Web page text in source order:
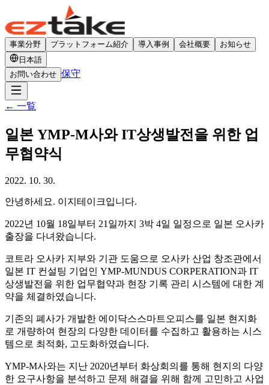
事業分野 プラットフォーム紹介 導入事例 会社概要
お知らせ
日本語
お問い合わせ 保守
← 一覧
일본 YMP-M사와 IT상생발전을 위한 업
무협약식
2022. 10. 30.
안녕하세요. 이지테이크입니다.
2022년 10월 18일부터 21일까지 3박 4일 일정으로 일본 오사카
출장을 다녀왔습니다.
코트라 오사카 지부와 기관 도움으로 오사카 산업 창조관에서
일본 IT 컨설팅 기업인 YMP-MUNDUS CORPERATION과 IT
상생발전을 위한 업무협약과 현장 기록 관리 시스템에 대한 계
약을 체결하였습니다.
기존의 폐사가 개발한 에이닥스스마트오피스를 일본 현지화
로 개량하여 현장의 다양한 데이터를 수집하고 활용하는 시스
템으로 최적화, 고도화하였습니다.
YMP-M사와는 지난 2020년부터 화상회의를 통해 현지의 다양
한 요구사항을 분석하고 문제 해결을 위해 함께 고민하고 사업